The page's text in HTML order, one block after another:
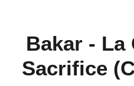
Bakar - La
Sacrifice